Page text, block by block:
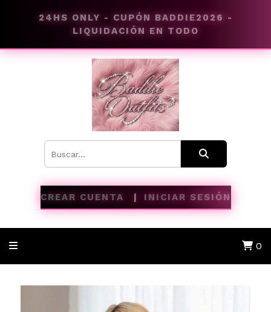
24HS ONLY - CUPÓN BADDIE2026 -
LIQUIDACIÓN EN TODO
CREAR CUENTA INICIAR SESIÓN
0